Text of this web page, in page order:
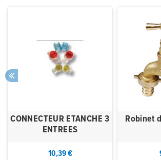
CONNECTEUR ETANCHE 3
ENTREES
10,39 €
Robinet